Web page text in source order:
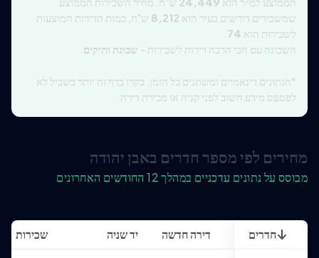
שמשכירים דורשים בעיר הוא 8,212 ש"ח, כמות הדירות המוצעות
לשכירות הוא 74
השכונה עם הכי הרבה דירות לשכירות - שכונת ותיקים
*הנתונים דינאמיים ומשתנים כל הזמן, בקרו בדף זה יותר בשביל לא
לפספס מידע חשוב לפני קניה או מכירת דירה.
מחירים לפי מספר חדרים באבן יהודה
מבוסס על נתונים עדכניים במהלך 12 החודשים האחרונים
חדרים דירה חדשה יד שניה שכירות